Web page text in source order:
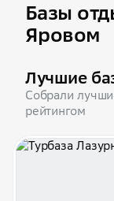
Базы
Яровом
Лучшие
Собрали
рейтингом